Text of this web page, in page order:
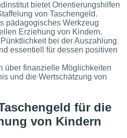
bietet Orientierungshilfen
von Taschengeld.
pädagogisches Werkzeug
Erziehung von Kindern.
bei der Auszahlung
essentiell für dessen positiven
über finanzielle Möglichkeiten
und die Wertschätzung von
für die
von Kindern